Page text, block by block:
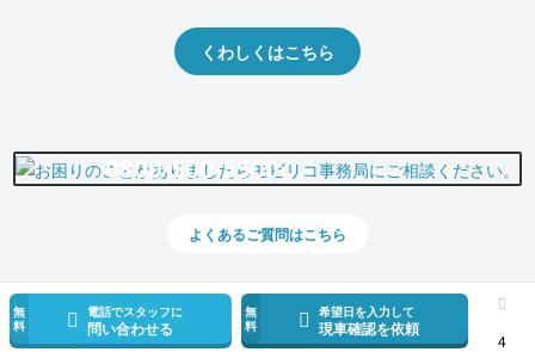
無
料
電話でスタッフに
問い合わせる
無
料
希望日を入力して
現車確認を依頼
4
くわしくはこちら
0800-500-5500
よくあるご質問はこちら